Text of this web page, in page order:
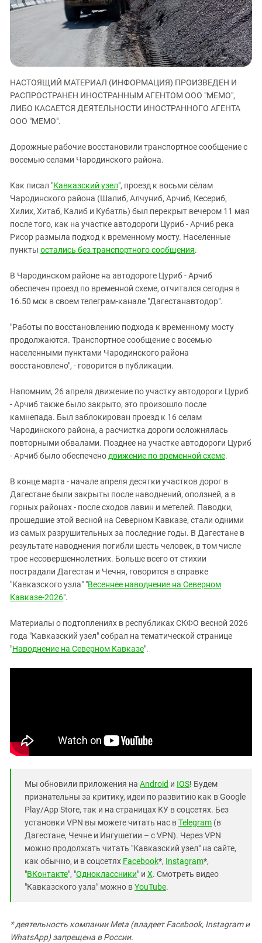
ЗАСТАВЛЯЕТ
КАВКАЗ ЗА ПАЛЕСТИНУ
ИНАКОМЫСЛИЕ В ЧЕЧНЕ
ПРЕСЛЕДОВАНИЕ АКТИВИСТОВ
МОБИЛИЗАЦИЯ И ПРОТЕСТЫ
Дагестан
Кабардино-Балкария
Калмыкия
Карачаево-Черкесия
Краснодарский край
Нагорный Карабах
Ростовская область
СКФО
Ставропольский край
Чечня
ЮФО
НАСТОЯЩИЙ МАТЕРИАЛ (ИНФОРМАЦИЯ) ПРОИЗВЕДЕН И
РАСПРОСТРАНЕН ИНОСТРАННЫМ АГЕНТОМ ООО "МЕМО",
ЛИБО КАСАЕТСЯ ДЕЯТЕЛЬНОСТИ ИНОСТРАННОГО АГЕНТА
ООО "МЕМО".
Дорожные рабочие восстановили транспортное сообщение с
восемью селами Чародинского района.
Как писал "Кавказский узел", проезд к восьми сёлам
Чародинского района (Шалиб, Алчуниб, Арчиб, Кесериб,
Хилих, Хитаб, Калиб и Кубатль) был перекрыт вечером 11 мая
после того, как на участке автодороги Цуриб - Арчиб река
Рисор размыла подход к временному мосту. Населенные
пункты остались без транспортного сообщения.
В Чародинском районе на автодороге Цуриб - Арчиб
обеспечен проезд по временной схеме, отчитался сегодня в
16.50 мск в своем телеграм-канале "Дагестанавтодор".
"Работы по восстановлению подхода к временному мосту
продолжаются. Транспортное сообщение с восемью
населенными пунктами Чародинского района
восстановлено", - говорится в публикации.
Напомним, 26 апреля движение по участку автодороги Цуриб
- Арчиб также было закрыто, это произошло после
камнепада. Был заблокирован проезд к 16 селам
Чародинского района, а расчистка дороги осложнялась
повторными обвалами. Позднее на участке автодороги Цуриб
- Арчиб было обеспечено движение по временной схеме.
В конце марта - начале апреля десятки участков дорог в
Дагестане были закрыты после наводнений, оползней, а в
горных районах - после сходов лавин и метелей. Паводки,
прошедшие этой весной на Северном Кавказе, стали одними
из самых разрушительных за последние годы. В Дагестане в
результате наводнения погибли шесть человек, в том числе
трое несовершеннолетних. Больше всего от стихии
пострадали Дагестан и Чечня, говорится в справке
"Кавказского узла" "Весеннее наводнение на Северном
Кавказе-2026".
Материалы о подтоплениях в республиках СКФО весной 2026
года "Кавказский узел" собрал на тематической странице
"Наводнение на Северном Кавказе".
Мы обновили приложения на Android и IOS! Будем
признательны за критику, идеи по развитию как в Google
Play/App Store, так и на страницах КУ в соцсетях. Без
установки VPN вы можете читать нас вTelegram (в
Дагестане, Чечне и Ингушетии – с VPN). Через VPN
можно продолжать читать "Кавказский узел" на сайте,
как обычно, и в соцсетях Facebook*, Instagram*,
"ВКонтакте", "Одноклассники" и X. Смотреть видео
"Кавказского узла" можно вYouTube.
* деятельность компании Meta (владеет Facebook, Instagram и
WhatsApp) запрещена в России.